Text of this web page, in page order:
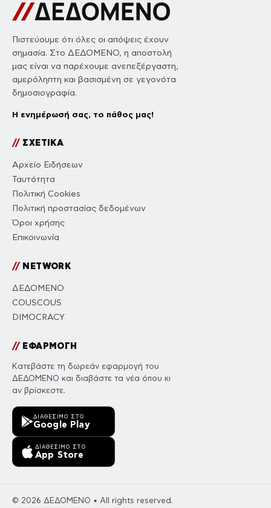
Πιστεύουμε ότι όλες οι απόψεις έχουν
σημασία. Στο ΔΕΔΟΜΕΝΟ, η αποστολή
μας είναι να παρέχουμε ανεπεξέργαστη,
αμερόληπτη και βασισμένη σε γεγονότα
δημοσιογραφία.
Η ενημέρωσή σας, το πάθος μας!
//ΣΧΕΤΙΚΑ
Αρχείο Ειδήσεων
Ταυτότητα
Πολιτική Cookies
Πολιτική προστασίας δεδομένων
Όροι χρήσης
Επικοινωνία
//NETWORK
ΔΕΔΟΜΕΝΟ
COUSCOUS
DIMOCRACY
//ΕΦΑΡΜΟΓΗ
Κατεβάστε τη δωρεάν εφαρμογή του
ΔΕΔΟΜΕΝΟ και διαβάστε τα νέα όπου κι
αν βρίσκεστε.
ΔΙΑΘΈΣΙΜΟ ΣΤΟ
Google Play
ΔΙΑΘΈΣΙΜΟ ΣΤΟ
App Store
© 2026 ΔΕΔΟΜΕΝΟ • All rights reserved.